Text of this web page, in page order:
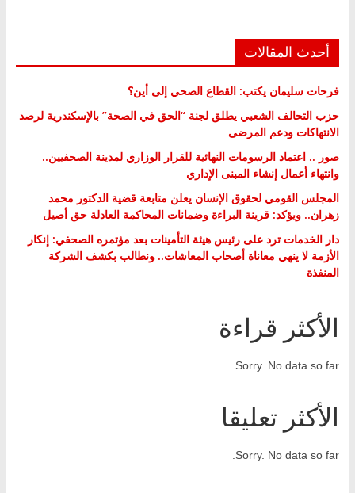
أحدث المقالات
فرحات سليمان يكتب: القطاع الصحي إلى أين؟
حزب التحالف الشعبي يطلق لجنة “الحق في الصحة” بالإسكندرية لرصد
الانتهاكات ودعم المرضى
صور .. اعتماد الرسومات النهائية للقرار الوزاري لمدينة الصحفيين..
وانتهاء أعمال إنشاء المبنى الإداري
المجلس القومي لحقوق الإنسان يعلن متابعة قضية الدكتور محمد
زهران.. ويؤكد: قرينة البراءة وضمانات المحاكمة العادلة حق أصيل
دار الخدمات ترد على رئيس هيئة التأمينات بعد مؤتمره الصحفي: إنكار
الأزمة لا ينهي معاناة أصحاب المعاشات.. ونطالب بكشف الشركة
المنفذة
الأكثر قراءة
Sorry. No data so far.
الأكثر تعليقا
Sorry. No data so far.